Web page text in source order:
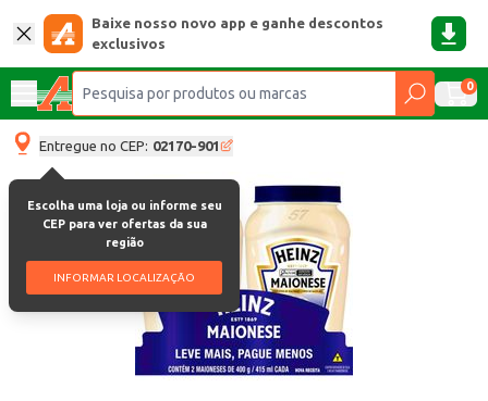
Baixe nosso novo app e ganhe descontos
exclusivos
0
Entregue no CEP: 02170-901
Escolha uma loja ou informe seu
CEP para ver ofertas da sua
região
INFORMAR LOCALIZAÇÃO